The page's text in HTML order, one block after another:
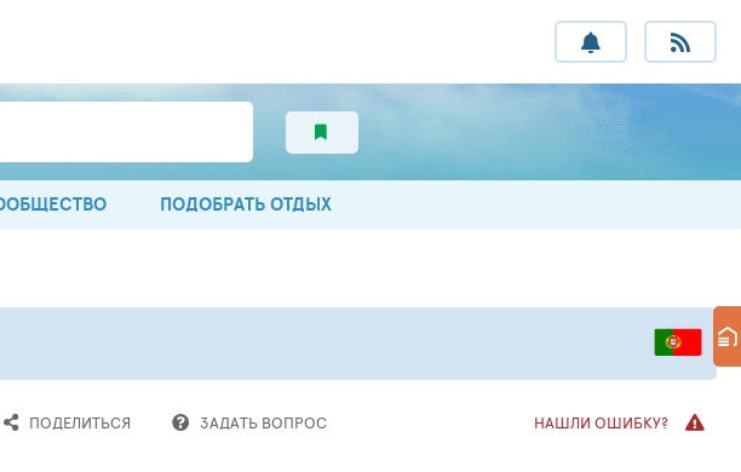
ПОДОБРАТЬ ОТДЫХ
ПОДЕЛИТЬСЯ ЗАДАТЬ ВОПРОС НАШЛИ ОШИБКУ?